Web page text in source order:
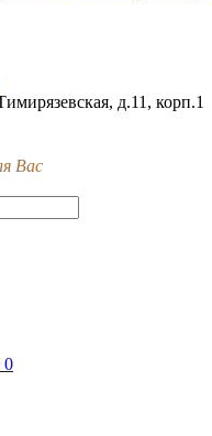
д.11, корп.1
Вас
0